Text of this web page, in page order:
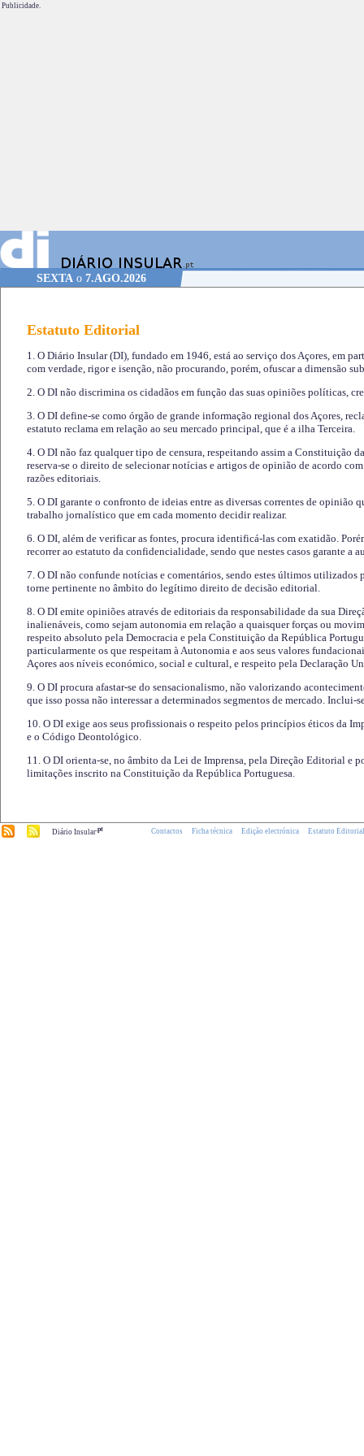
Publicidade.
SEXTA o 7.AGO.2026
Estatuto Editorial
1. O Diário Insular (DI), fundado em 1946, está ao serviço dos Açores, em
com verdade, rigor e isenção, não procurando, porém, ofuscar a dimensão
2. O DI não discrimina os cidadãos em função das suas opiniões políticas,
3. O DI define-se como órgão de grande informação regional dos Açores,
estatuto reclama em relação ao seu mercado principal, que é a ilha Terceira.
4. O DI não faz qualquer tipo de censura, respeitando assim a Constituição
reserva-se o direito de selecionar notícias e artigos de opinião de acordo
razões editoriais.
5. O DI garante o confronto de ideias entre as diversas correntes de opinião
trabalho jornalístico que em cada momento decidir realizar.
6. O DI, além de verificar as fontes, procura identificá-las com exatidão.
recorrer ao estatuto da confidencialidade, sendo que nestes casos garante a
7. O DI não confunde notícias e comentários, sendo estes últimos utilizados
torne pertinente no âmbito do legítimo direito de decisão editorial.
8. O DI emite opiniões através de editoriais da responsabilidade da sua
inalienáveis, como sejam autonomia em relação a quaisquer forças ou
respeito absoluto pela Democracia e pela Constituição da República
particularmente os que respeitam à Autonomia e aos seus valores
Açores aos níveis económico, social e cultural, e respeito pela Declaração
9. O DI procura afastar-se do sensacionalismo, não valorizando
que isso possa não interessar a determinados segmentos de mercado.
10. O DI exige aos seus profissionais o respeito pelos princípios éticos da
e o Código Deontológico.
11. O DI orienta-se, no âmbito da Lei de Imprensa, pela Direção Editorial e
limitações inscrito na Constituição da República Portuguesa.
Diário Insular.pt Contactos Ficha técnica Edição electrónica Estatuto Editorial